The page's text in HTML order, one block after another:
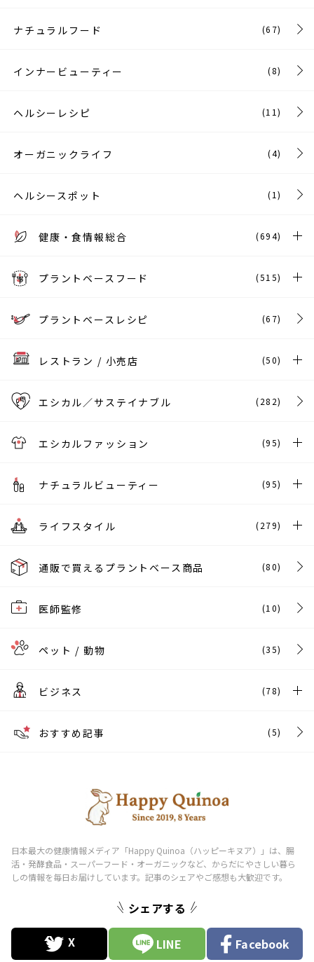
ナチュラルフード (67)
インナービューティー (8)
ヘルシーレシピ (11)
オーガニックライフ (4)
ヘルシースポット (1)
健康・食情報総合 (694)
プラントベースフード (515)
プラントベースレシピ (67)
レストラン / 小売店 (50)
エシカル／サステイナブル (282)
エシカルファッション (95)
ナチュラルビューティー (95)
ライフスタイル (279)
通販で買えるプラントベース商品 (80)
医師監修 (10)
ペット / 動物 (35)
ビジネス (78)
おすすめ記事 (5)
シェアする
LINE Facebook